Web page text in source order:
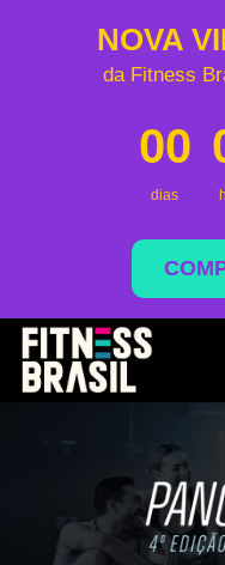
NOVA
da Fitness
00
dias
Skip
content